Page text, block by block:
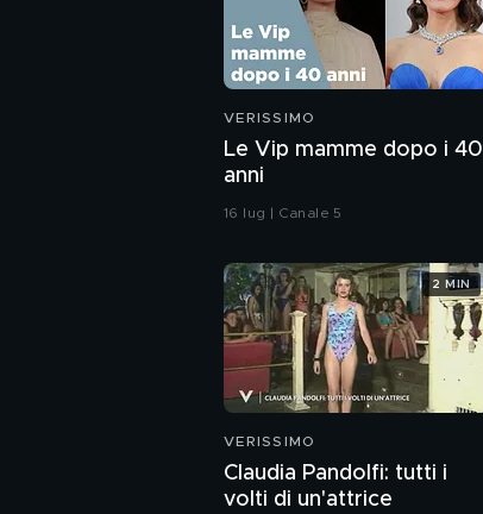
VERISSIMO
Le Vip mamme dopo i 40
anni
16 lug | Canale 5
VERISSIMO
Claudia Pandolfi: tutti i
volti di un'attrice
2 MIN